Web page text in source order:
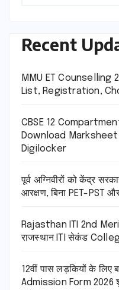
Recent
MMU ET Counselling
List, Registration,
CBSE 12
Download
Digilocker
पूर्व अग्निवीरों को केंद्र
आरक्षण, बिना PET-PST और
Rajasthan ITI 2nd
राजस्थान ITI सेकंड
12वीं पास लड़कियों के
Admission Form 2026